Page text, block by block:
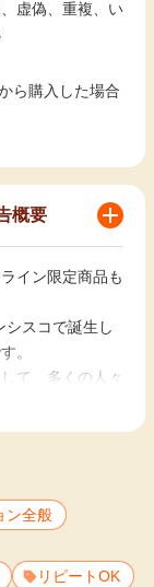
虚偽、重複、い
ら購入した場合
概要
イン限定商品も
シスコで誕生し
。
て、多くの人々
豊富
ナップ
ン全般
リピートOK